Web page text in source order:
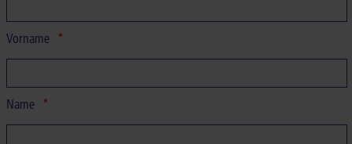
Vorname
Name